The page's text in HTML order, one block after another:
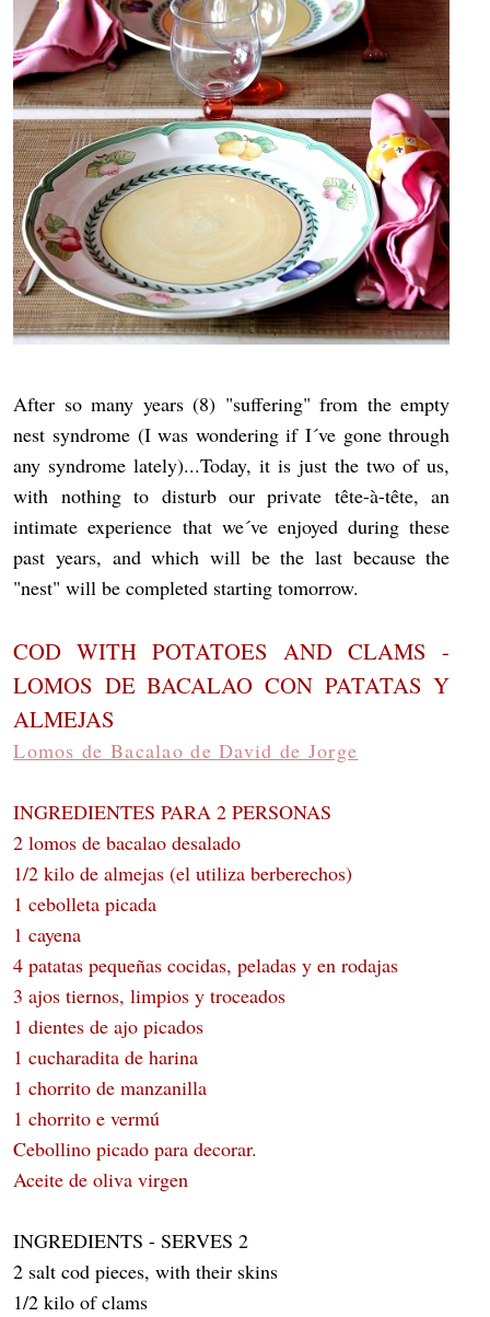
After so many years (8) "suffering" from the empty
nest syndrome (I was wondering if I´ve gone through
any syndrome lately)...Today, it is just the two of us,
with nothing to disturb our private tête-à-tête, an
intimate experience that we´ve enjoyed during these
past years, and which will be the last because the
"nest" will be completed starting tomorrow.
COD WITH POTATOES AND CLAMS -
LOMOS DE BACALAO CON PATATAS Y
ALMEJAS
Lomos de Bacalao de David de Jorge
INGREDIENTES PARA 2 PERSONAS
2 lomos de bacalao desalado
1/2 kilo de almejas (el utiliza berberechos)
1 cebolleta picada
1 cayena
4 patatas pequeñas cocidas, peladas y en rodajas
3 ajos tiernos, limpios y troceados
1 dientes de ajo picados
1 cucharadita de harina
1 chorrito de manzanilla
1 chorrito e vermú
Cebollino picado para decorar.
Aceite de oliva virgen
INGREDIENTS - SERVES 2
2 salt cod pieces, with their skins
1/2 kilo of clams